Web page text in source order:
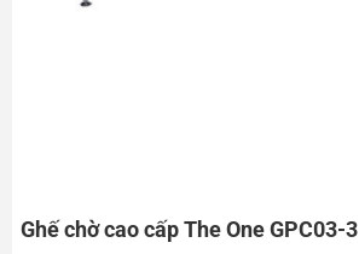
Ghế chờ cao cấp The One GPC03-3